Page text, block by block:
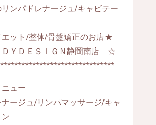
ンパドレナージュ/キャビテー
ット/整体/骨盤矯正のお店★
ＹＤＥＳＩＧＮ静岡南店 ☆
ュー
ナージュ/リンパマッサージ/キャ